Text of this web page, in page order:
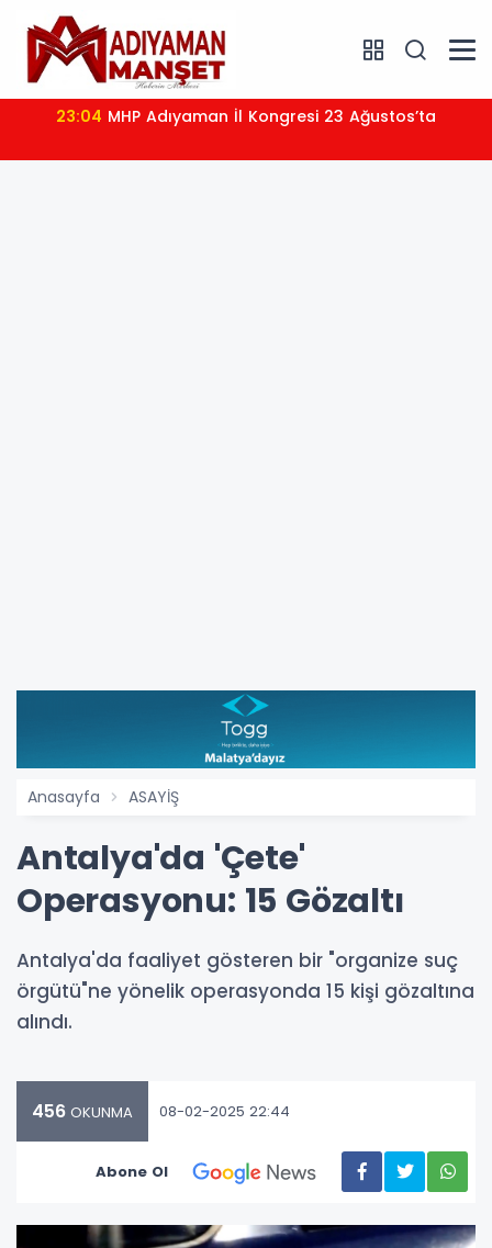
23:04 MHP Adıyaman İl Kongresi 23 Ağustos’ta
Anasayfa ASAYİŞ
Antalya'da 'Çete'
Operasyonu: 15 Gözaltı
Antalya'da faaliyet gösteren bir "organize suç
örgütü"ne yönelik operasyonda 15 kişi gözaltına
alındı.
456 OKUNMA 08-02-2025 22:44
Abone Ol